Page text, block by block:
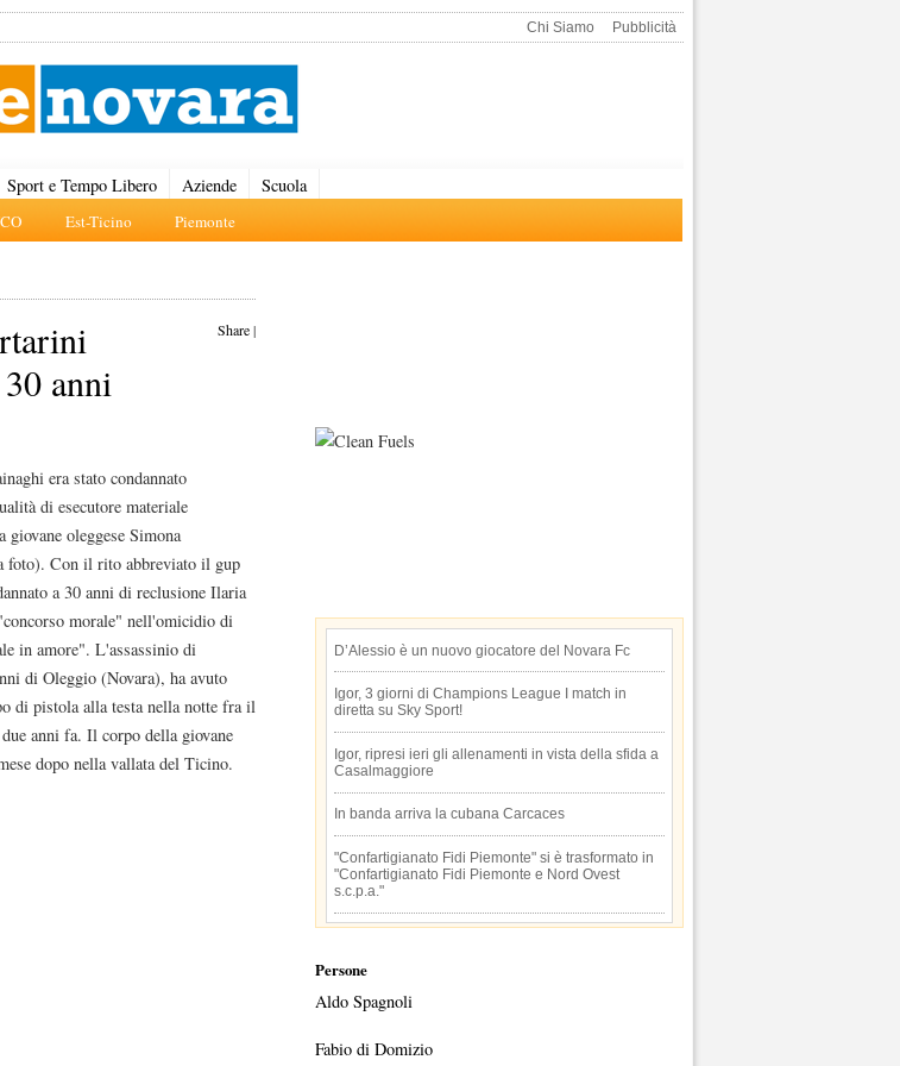
Chi Siamo Pubblicità
Est-Ticino Piemonte
Sport e Tempo Libero Aziende Scuola
Share|
anni
era stato condannato
di esecutore materiale
oleggese Simona
foto). Con il rito abbreviato il gup
a 30 anni di reclusione Ilaria
morale" nell'omicidio di
in amore". L'assassinio di
di Oleggio (Novara), ha avuto
di pistola alla testa nella notte fra il
anni fa. Il corpo della giovane
dopo nella vallata del Ticino.
D’Alessio è un nuovo giocatore del Novara Fc
Igor, 3 giorni di Champions League I match in
diretta su Sky Sport!
Igor, ripresi ieri gli allenamenti in vista della sfida a
Casalmaggiore
In banda arriva la cubana Carcaces
"Confartigianato Fidi Piemonte" si è trasformato in
"Confartigianato Fidi Piemonte e Nord Ovest
s.c.p.a."
Persone
Aldo Spagnoli
Fabio di Domizio